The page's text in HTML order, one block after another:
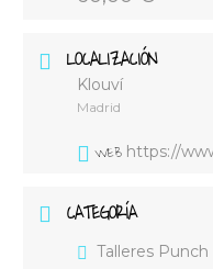
LOCALIZACIÓN
Klouví
Madrid
WEB https://
CATEGORÍA
Talleres